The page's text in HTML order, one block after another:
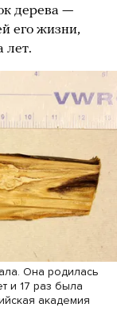
дерева —
его жизни,
лет.
Она родилась
и 17 раз была
академия